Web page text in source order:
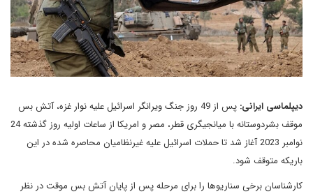
دیپلماسی ایرانی:
پس از 49 روز جنگ ویرانگر اسرائیل علیه نوار غزه، آتش بس
موقف بشردوستانه با میانجیگری قطر، مصر و امریکا از ساعات اولیه روز گذشته 24
نوامبر 2023 آغاز شد تا حملات اسرائیل علیه غیرنظامیان محاصره شده در این
باریکه متوقف شود.
کارشناسان برخی سناریوها را برای مرحله پس از پایان آتش بس موقت در نظر